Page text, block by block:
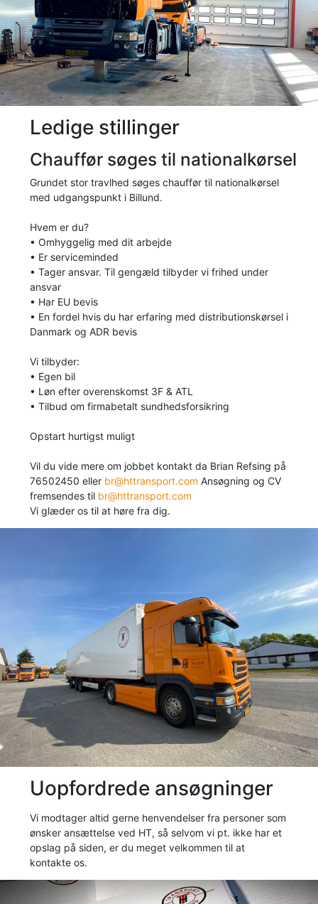
Ledige stillinger
Chauffør søges til nationalkørsel
Grundet stor travlhed søges chauffør til nationalkørsel
med udgangspunkt i Billund.
Hvem er du?
• Omhyggelig med dit arbejde
• Er serviceminded
• Tager ansvar. Til gengæld tilbyder vi frihed under
ansvar
• Har EU bevis
• En fordel hvis du har erfaring med distributionskørsel i
Danmark og ADR bevis
Vi tilbyder:
• Egen bil
• Løn efter overenskomst 3F & ATL
• Tilbud om firmabetalt sundhedsforsikring
Opstart hurtigst muligt
Vil du vide mere om jobbet kontakt da Brian Refsing på
76502450 eller br@httransport.com Ansøgning og CV
fremsendes til br@httransport.com
Vi glæder os til at høre fra dig.
Uopfordrede ansøgninger
Vi modtager altid gerne henvendelser fra personer som
ønsker ansættelse ved HT, så selvom vi pt. ikke har et
opslag på siden, er du meget velkommen til at
kontakte os.